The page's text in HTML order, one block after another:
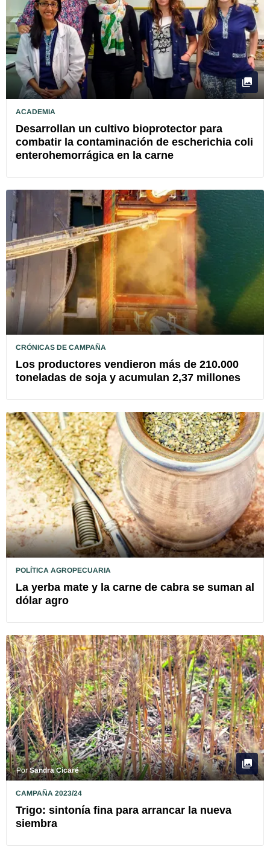
ACADEMIA
Desarrollan un cultivo bioprotector para
combatir la contaminación de escherichia coli
enterohemorrágica en la carne
CRÓNICAS DE CAMPAÑA
Los productores vendieron más de 210.000
toneladas de soja y acumulan 2,37 millones
POLÍTICA AGROPECUARIA
La yerba mate y la carne de cabra se suman al
dólar agro
PorSandra Cicaré
CAMPAÑA 2023/24
Trigo: sintonía fina para arrancar la nueva
siembra